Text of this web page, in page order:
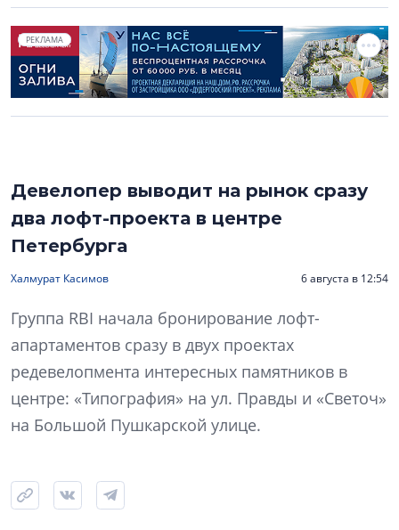
РЕКЛАМА
Девелопер выводит на рынок сразу
два лофт-проекта в центре
Петербурга
Халмурат Касимов 6 августа в 12:54
Группа RBI начала бронирование лофт-
апартаментов сразу в двух проектах
редевелопмента интересных памятников в
центре: «Типография» на ул. Правды и «Светоч»
на Большой Пушкарской улице.